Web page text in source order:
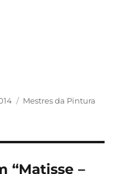
Categorias
Mestres da Pintura
“Matisse –